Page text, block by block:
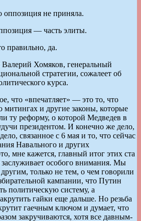
не приняла.
— часть элиты.
правильно, да.
Хомяков, генеральный
стратегии, сожалеет об
курса.
что «впечатляет» — это то, что
и другие законы, которые
ту реформу, о которой Медведев в
президентом. И конечно же дело,
связанное с 6 мая и то, что сейчас
Навального и других
мне кажется, главный итог этих ста
заслуживает особого внимания. Мы
только не тем, о чем говорили
кампании, что Путин
политическую систему, а
гайки еще дальше. Но резьба
гаечным ключом и думает, что
закручиваются, хотя все давным-